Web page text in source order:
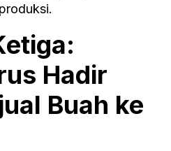
Hadir
Buah ke